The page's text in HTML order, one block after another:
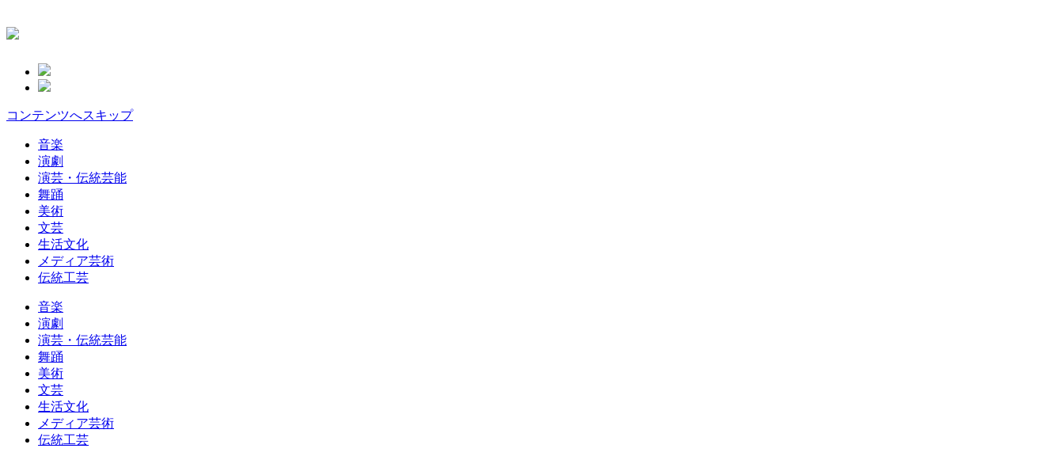
コンテンツへスキップ
音楽
演劇
演芸・伝統芸能
舞踊
美術
文芸
生活文化
メディア芸術
伝統工芸
音楽
演劇
演芸・伝統芸能
舞踊
美術
文芸
生活文化
メディア芸術
伝統工芸